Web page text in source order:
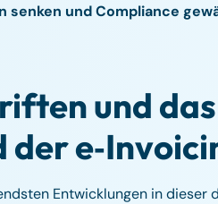
senken und Compliance
und
der
Entwicklungen in dieser